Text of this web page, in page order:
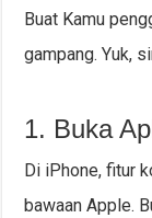
Buat Kamu
gampang. Yuk,
1. Buka
Di iPhone, fitur
bawaan Apple.